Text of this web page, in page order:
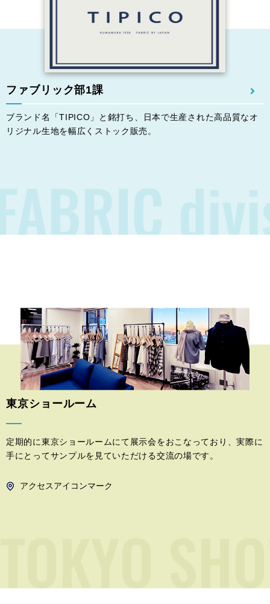
ファブリック部1課
ブランド名「TIPICO」と銘打ち、⽇本で⽣産された⾼品質なオ
リジナル⽣地を幅広くストック販売。
東京ショールーム
定期的に東京ショールームにて展示会をおこなっており、実際に
手にとってサンプルを見ていただける交流の場です。
アクセスアイコンマーク